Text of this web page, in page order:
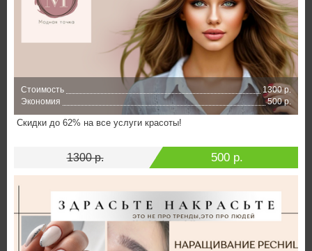
Стоимость
1300 р.
Экономия
500 р.
Скидки до 62% на все услуги красоты!
1300 р. 500 р.